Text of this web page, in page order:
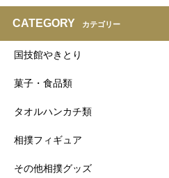
CATEGORY カテゴリー
国技館やきとり
菓子・食品類
タオルハンカチ類
相撲フィギュア
その他相撲グッズ